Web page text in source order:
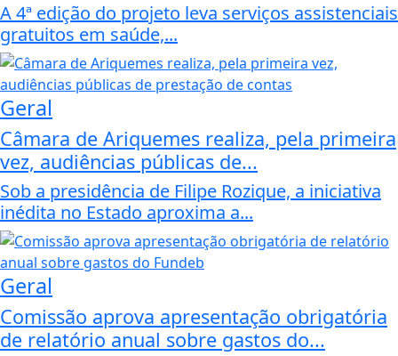
A 4ª edição do projeto leva serviços assistenciais
gratuitos em saúde,...
Geral
Câmara de Ariquemes realiza, pela primeira
vez, audiências públicas de...
Sob a presidência de Filipe Rozique, a iniciativa
inédita no Estado aproxima a...
Geral
Comissão aprova apresentação obrigatória
de relatório anual sobre gastos do...